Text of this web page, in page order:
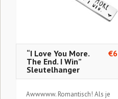
“I Love You More.
The End. I Win”
Sleutelhanger
€6
Awwwww. Romantisch! Als je